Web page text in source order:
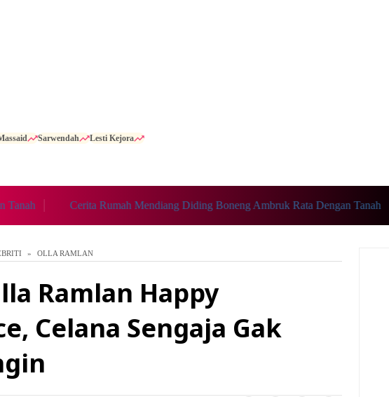
Sarwendah Lesti Kejora
Cerita Rumah Mendiang Diding Boneng Ambruk Rata Dengan Tanah
OLLA RAMLAN
Ramlan Happy
Celana Sengaja Gak